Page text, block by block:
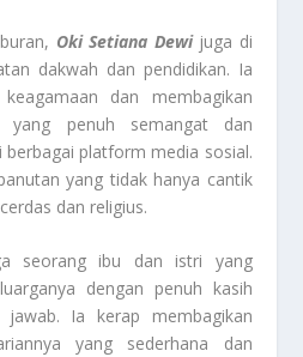
Oki Setiana Dewijuga di
dakwah dan pendidikan. Ia
dan membagikan
yang penuh semangat dan
platform media sosial.
yang tidak hanya cantik
dan religius.
seorang ibu dan istri yang
dengan penuh kasih
Ia kerap membagikan
yang sederhana dan